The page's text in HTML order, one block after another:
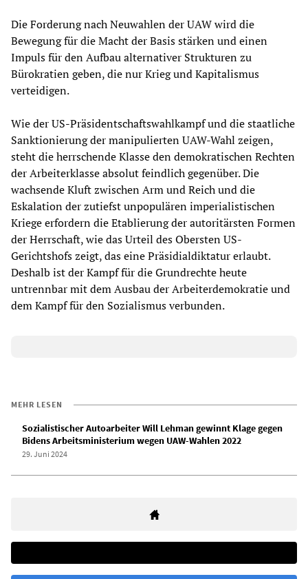
Die Forderung nach Neuwahlen der UAW wird die
Bewegung für die Macht der Basis stärken und einen
Impuls für den Aufbau alternativer Strukturen zu
Bürokratien geben, die nur Krieg und Kapitalismus
verteidigen.
Wie der US-Präsidentschaftswahlkampf und die staatliche
Sanktionierung der manipulierten UAW-Wahl zeigen,
steht die herrschende Klasse den demokratischen Rechten
der Arbeiterklasse absolut feindlich gegenüber. Die
wachsende Kluft zwischen Arm und Reich und die
Eskalation der zutiefst unpopulären imperialistischen
Kriege erfordern die Etablierung der autoritärsten Formen
der Herrschaft, wie das Urteil des Obersten US-
Gerichtshofs zeigt, das eine Präsidialdiktatur erlaubt.
Deshalb ist der Kampf für die Grundrechte heute
untrennbar mit dem Ausbau der Arbeiterdemokratie und
dem Kampf für den Sozialismus verbunden.
MEHR LESEN
Sozialistischer Autoarbeiter Will Lehman gewinnt Klage gegen
Bidens Arbeitsministerium wegen UAW-Wahlen 2022
29. Juni 2024